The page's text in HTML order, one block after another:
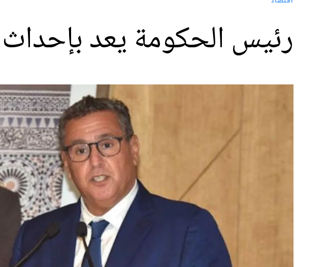
رئيس الحكومة يعد بإحداث 5294 منصب شغل